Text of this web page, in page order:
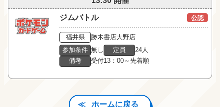
ジムバトル 公認
福井県
勝木書店大野店
参加条件 無し 定員
24人
備考
受付13：00～先着順
ホームに戻る